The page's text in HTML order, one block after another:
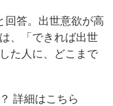
回答。出世意欲が高
、「できれば出世
た人に、どこまで
詳細はこちら